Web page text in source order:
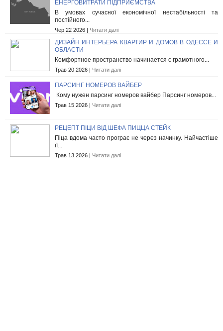
ЕНЕРГОВИТРАТИ ПІДПРИЄМСТВА
В умовах сучасної економічної нестабільності та
постійного...
Чер 22 2026 | Читати далі
ДИЗАЙН ИНТЕРЬЕРА КВАРТИР И ДОМОВ В ОДЕССЕ И
ОБЛАСТИ
Комфортное пространство начинается с грамотного...
Трав 20 2026 | Читати далі
ПАРСИНГ НОМЕРОВ ВАЙБЕР
Кому нужен парсинг номеров вайбер Парсинг номеров...
Трав 15 2026 | Читати далі
РЕЦЕПТ ПІЦИ ВІД ШЕФА ПИЦЦА СТЕЙК
Піца вдома часто програє не через начинку. Найчастіше
її...
Трав 13 2026 | Читати далі